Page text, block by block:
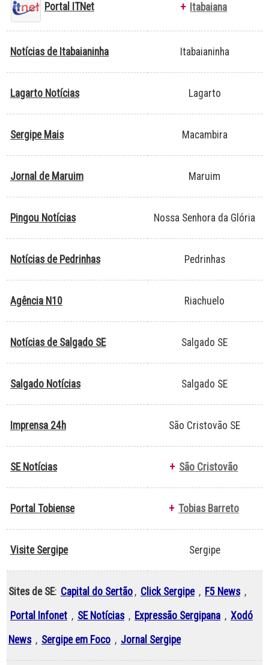
Portal ITNet + Itabaiana
Notícias de Itabaianinha Itabaianinha
Lagarto Notícias Lagarto
Sergipe Mais Macambira
Jornal de Maruim Maruim
Pingou Notícias Nossa Senhora da Glória
Notícias de Pedrinhas Pedrinhas
Agência N10 Riachuelo
Notícias de Salgado SE Salgado SE
Salgado Notícias Salgado SE
Imprensa 24h São Cristovão SE
SE Notícias + São Cristovão
Portal Tobiense + Tobias Barreto
Visite Sergipe Sergipe
Sites de SE: Capital do Sertão , Click Sergipe , F5 News ,
Portal Infonet , SE Notícias , Expressão Sergipana , Xodó
News , Sergipe em Foco , Jornal Sergipe